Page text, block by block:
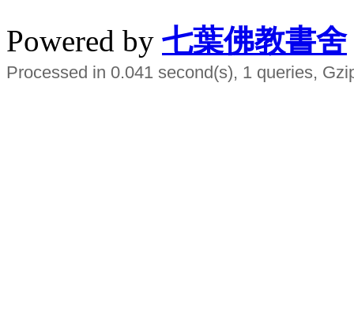
Powered by 七葉佛教書舍
Processed in 0.041 second(s), 1 queries,